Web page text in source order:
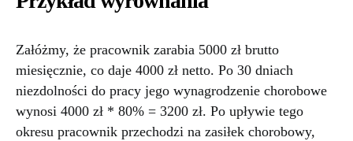
Załóżmy, że pracownik zarabia 5000 zł brutto
miesięcznie, co daje 4000 zł netto. Po 30 dniach
niezdolności do pracy jego wynagrodzenie chorobowe
wynosi 4000 zł * 80% = 3200 zł. Po upływie tego
okresu pracownik przechodzi na zasiłek chorobowy,